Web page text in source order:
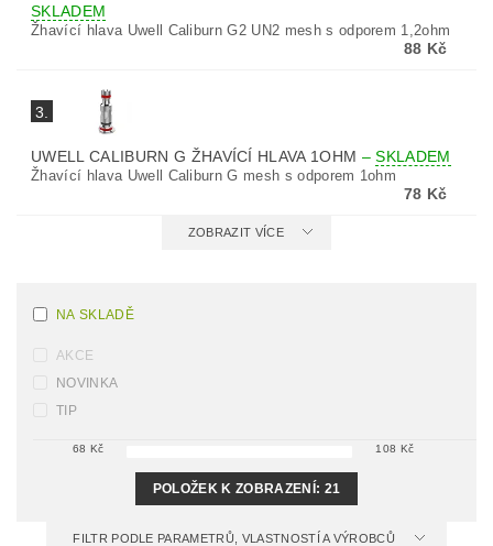
SKLADEM
Žhavící hlava Uwell Caliburn G2 UN2 mesh s odporem 1,2ohm
88 Kč
3.
UWELL CALIBURN G ŽHAVÍCÍ HLAVA 1OHM –SKLADEM
Žhavící hlava Uwell Caliburn G mesh s odporem 1ohm
78 Kč
ZOBRAZIT VÍCE
NA SKLADĚ
AKCE
NOVINKA
TIP
68 Kč 108 Kč
POLOŽEK K ZOBRAZENÍ: 21
FILTR PODLE PARAMETRŮ, VLASTNOSTÍ A VÝROBCŮ